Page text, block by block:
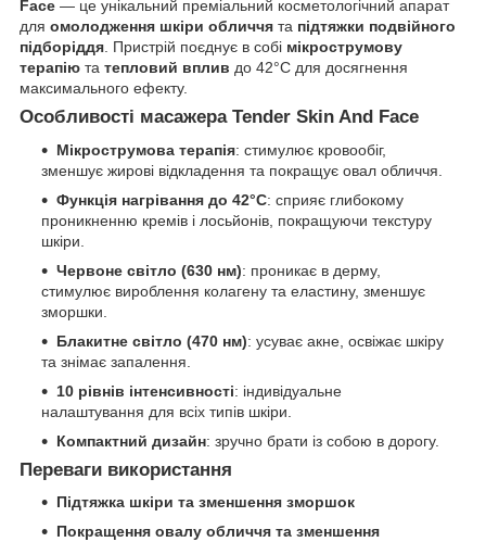
Face — це унікальний преміальний косметологічний апарат
для омолодження шкіри обличчя та підтяжки подвійного
підборіддя . Пристрій поєднує в собі мікрострумову
терапію та тепловий вплив до 42°C для досягнення
максимального ефекту.
Особливості масажера Tender Skin And Face
Мікрострумова терапія: стимулює кровообіг,
зменшує жирові відкладення та покращує овал обличчя.
Функція нагрівання до 42°C: сприяє глибокому
проникненню кремів і лосьйонів, покращуючи текстуру
шкіри.
Червоне світло (630 нм): проникає в дерму,
стимулює вироблення колагену та еластину, зменшує
зморшки.
Блакитне світло (470 нм): усуває акне, освіжає шкіру
та знімає запалення.
10 рівнів інтенсивності: індивідуальне
налаштування для всіх типів шкіри.
Компактний дизайн: зручно брати із собою в дорогу.
Переваги використання
Підтяжка шкіри та зменшення зморшок
Покращення овалу обличчя та зменшення